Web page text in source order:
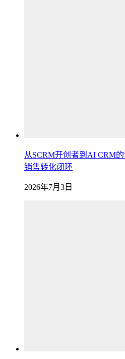
从SCRM开创者到AI CRM
销售转化闭环
2026年7月3日